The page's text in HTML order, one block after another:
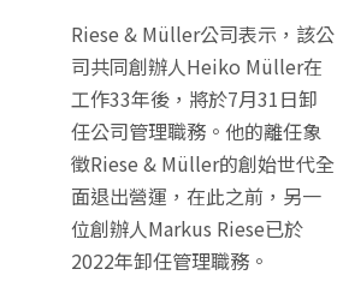
Riese & Müller公司表示，該公
司共同創辦人Heiko Müller在
工作33年後，將於7月31日卸
任公司管理職務。他的離任象
徵Riese & Müller的創始世代全
面退出營運，在此之前，另一
位創辦人Markus Riese已於
2022年卸任管理職務。